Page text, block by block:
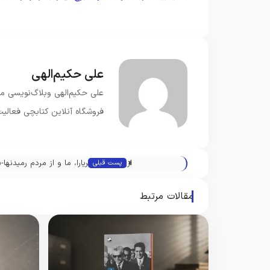
علی حکیم‌الهی
فروشگاه آنلاین کتابچی
« پست قبلی
ازین پس شهریارا، ما و از مردم
مقالات مرتبط